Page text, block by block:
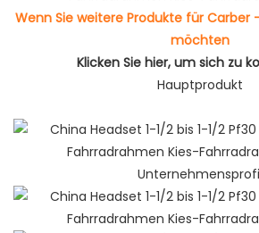
Wenn Sie weitere Produkte für Carber
möchten
Klicken Sie hier, um sich zu
Hauptprodukt